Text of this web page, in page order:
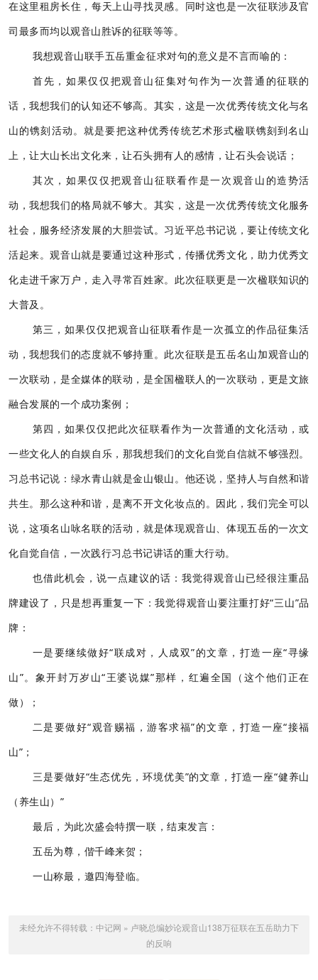
在这里租房长住，每天上山寻找灵感。同时这也是一次征联涉及官
司最多而均以观音山胜诉的征联等等。
我想观音山联手五岳重金征求对句的意义是不言而喻的：
首先，如果仅仅把观音山征集对句作为一次普通的征联的
话，我想我们的认知还不够高。其实，这是一次优秀传统文化与名
山的镌刻活动。就是要把这种优秀传统艺术形式楹联镌刻到名山
上，让大山长出文化来，让石头拥有人的感情，让石头会说话；
其次，如果仅仅把观音山征联看作是一次观音山的造势活
动，我想我们的格局就不够大。其实，这是一次优秀传统文化服务
社会，服务经济发展的大胆尝试。习近平总书记说，要让传统文化
活起来。观音山就是要通过这种形式，传播优秀文化，助力优秀文
化走进千家万户，走入寻常百姓家。此次征联更是一次楹联知识的
大普及。
第三，如果仅仅把观音山征联看作是一次孤立的作品征集活
动，我想我们的态度就不够持重。此次征联是五岳名山加观音山的
一次联动，是全媒体的联动，是全国楹联人的一次联动，更是文旅
融合发展的一个成功案例；
第四，如果仅仅把此次征联看作为一次普通的文化活动，或
一些文化人的自娱自乐，那我想我们的文化自觉自信就不够强烈。
习总书记说：绿水青山就是金山银山。他还说，坚持人与自然和谐
共生。那么这种和谐，是离不开文化妆点的。因此，我们完全可以
说，这项名山咏名联的活动，就是体现观音山、体现五岳的一次文
化自觉自信，一次践行习总书记讲话的重大行动。
也借此机会，说一点建议的话：我觉得观音山已经很注重品
牌建设了，只是想再重复一下：我觉得观音山要注重打好“三山”品
牌：
一是要继续做好“联成对，人成双”的文章，打造一座“寻缘
山”。象开封万岁山“王婆说媒”那样，红遍全国（这个他们正在
做）；
二是要做好“观音赐福，游客求福”的文章，打造一座“接福
山”；
三是要做好“生态优先，环境优美”的文章，打造一座“健养山
（养生山）”
最后，为此次盛会特撰一联，结束发言：
五岳为尊，偕千峰来贺；
一山称最，邀四海登临。
未经允许不得转载： 中记网 » 卢晓总编妙论观音山138万征联在五岳助力下
的反响